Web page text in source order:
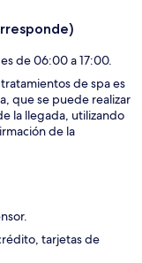
de 06:00 a 17:00.
de spa es
que se puede realizar
la llegada, utilizando
de la
tarjetas de